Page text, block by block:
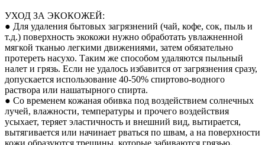
УХОД ЗА ЭКОКОЖЕЙ:
● Для удаления бытовых загрязнений (чай, кофе, сок, пыль и
т.д.) поверхность экокожи нужно обработать увлажненной
мягкой тканью легкими движениями, затем обязательно
протереть насухо. Таким же способом удаляются пыльный
налет и грязь. Если не удалось избавится от загрязнения сразу,
допускается использование 40-50% спиртово-водного
раствора или нашатырного спирта.
● Со временем кожаная обивка под воздействием солнечных
лучей, влажности, температуры и прочего воздействия
усыхает, теряет эластичность и внешний вид, вытирается,
вытягивается или начинает рваться по швам, а на поверхности
кожи образуются трещины, которые забиваются грязью.